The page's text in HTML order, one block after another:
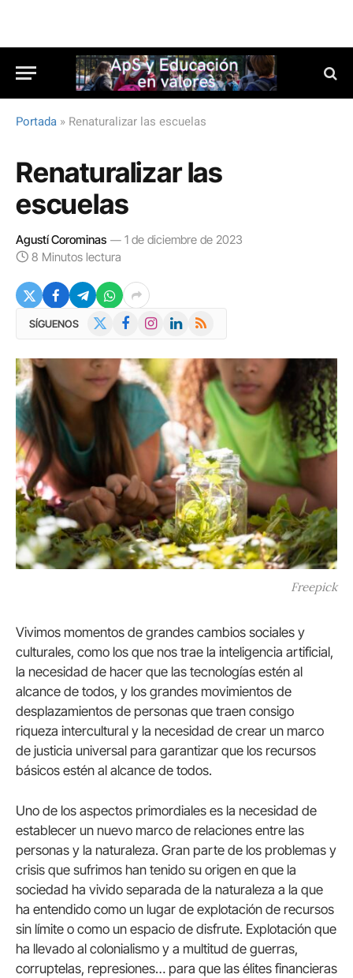
Portada » Renaturalizar las escuelas
Renaturalizar las
escuelas
Agustí Corominas
1 de diciembre de 2023
8 Minutos lectura
SÍGUENOS FacebookInstagramLinkedIn
RSS
Freepick
Vivimos momentos de grandes cambios sociales y
culturales, como los que nos trae la inteligencia artificial,
la necesidad de hacer que las tecnologías estén al
alcance de todos, y los grandes movimientos de
desplazamientos de personas que traen consigo
riqueza intercultural y la necesidad de crear un marco
de justicia universal para garantizar que los recursos
básicos estén al alcance de todos.
Uno de los aspectos primordiales es la necesidad de
establecer un nuevo marco de relaciones entre las
personas y la naturaleza. Gran parte de los problemas y
crisis que sufrimos han tenido su origen en que la
sociedad ha vivido separada de la naturaleza a la que
ha entendido como un lugar de explotación de recursos
sin límite o como un espacio de disfrute. Explotación que
ha llevado al colonialismo y a multitud de guerras,
corruptelas, represiones… para que las élites financieras